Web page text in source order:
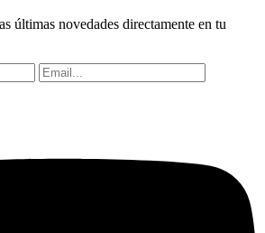
últimas novedades directamente en tu